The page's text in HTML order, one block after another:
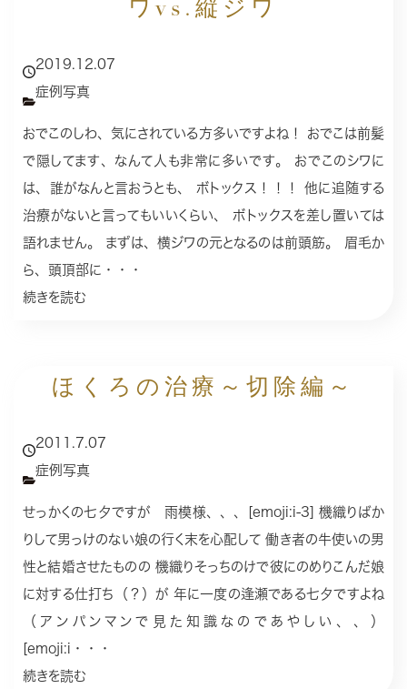
ワvs.縦ジワ
2019.12.07
症例写真
おでこのしわ、気にされている方多いですよね！ おでこは前髪
で隠してます、なんて人も非常に多いです。 おでこのシワに
は、誰がなんと言おうとも、 ボトックス！！！ 他に追随する
治療がないと言ってもいいくらい、 ボトックスを差し置いては
語れません。 まずは、横ジワの元となるのは前頭筋。 眉毛か
ら、頭頂部に・・・
続きを読む
ほくろの治療～切除編～
2011.7.07
症例写真
せっかくの七夕ですが 雨模様、、、[emoji:i-3] 機織りばか
りして男っけのない娘の行く末を心配して 働き者の牛使いの男
性と結婚させたものの 機織りそっちのけで彼にのめりこんだ娘
に対する仕打ち（？）が 年に一度の逢瀬である七夕ですよね
（アンパンマンで見た知識なのであやしい、、）
[emoji:i・・・
続きを読む